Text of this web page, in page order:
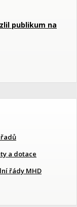
publikum na
a dotace
řády MHD